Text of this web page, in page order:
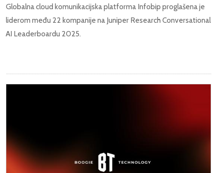
Globalna cloud komunikacijska platforma Infobip proglašena je
liderom među 22 kompanije na Juniper Research Conversational
AI Leaderboardu 2025.